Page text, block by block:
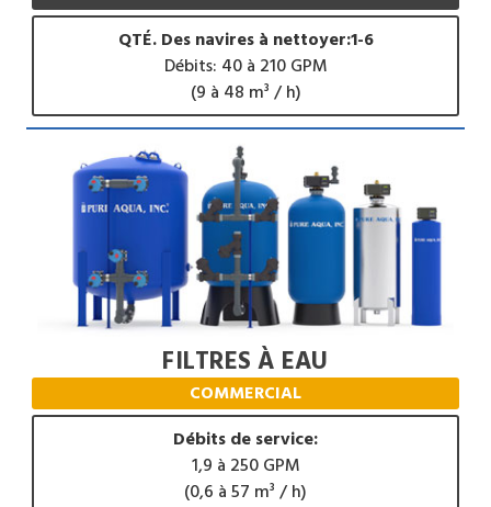
QTÉ. Des navires à nettoyer:1-6
Débits: 40 à 210 GPM
(9 à 48 m³ / h)
FILTRES À EAU
COMMERCIAL
Débits de service:
1,9 à 250 GPM
(0,6 à 57 m³ / h)